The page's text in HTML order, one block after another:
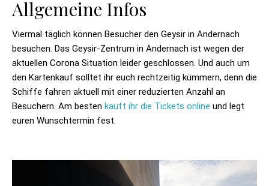
Allgemeine Infos
Viermal täglich können Besucher den Geysir in Andernach
besuchen. Das Geysir-Zentrum in Andernach ist wegen der
aktuellen Corona Situation leider geschlossen. Und auch um
den Kartenkauf solltet ihr euch rechtzeitig kümmern, denn die
Schiffe fahren aktuell mit einer reduzierten Anzahl an
Besuchern. Am besten kauft ihr die Tickets online und legt
euren Wunschtermin fest.